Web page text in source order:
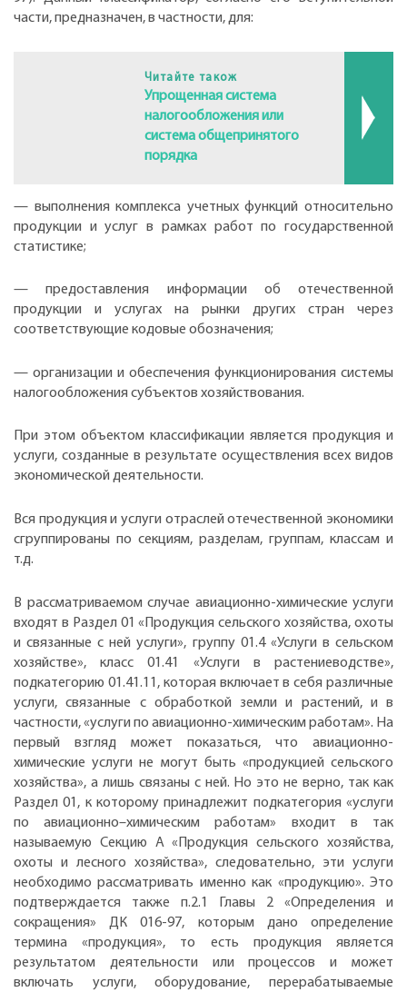
части, предназначен, в частности, для:
Читайте також
Упрощенная система
налогообложения или
система общепринятого
порядка
— выполнения комплекса учетных функций относительно
продукции и услуг в рамках работ по государственной
статистике;
— предоставления информации об отечественной
продукции и услугах на рынки других стран через
соответствующие кодовые обозначения;
— организации и обеспечения функционирования системы
налогообложения субъектов хозяйствования.
При этом объектом классификации является продукция и
услуги, созданные в результате осуществления всех видов
экономической деятельности.
Вся продукция и услуги отраслей отечественной экономики
сгруппированы по секциям, разделам, группам, классам и
т.д.
В рассматриваемом случае авиационно-химические услуги
входят в Раздел 01 «Продукция сельского хозяйства, охоты
и связанные с ней услуги», группу 01.4 «Услуги в сельском
хозяйстве», класс 01.41 «Услуги в растениеводстве»,
подкатегорию 01.41.11, которая включает в себя различные
услуги, связанные с обработкой земли и растений, и в
частности, «услуги по авиационно-химическим работам». На
первый взгляд может показаться, что авиационно-
химические услуги не могут быть «продукцией сельского
хозяйства», а лишь связаны с ней. Но это не верно, так как
Раздел 01, к которому принадлежит подкатегория «услуги
по авиационно–химическим работам» входит в так
называемую Секцию А «Продукция сельского хозяйства,
охоты и лесного хозяйства», следовательно, эти услуги
необходимо рассматривать именно как «продукцию». Это
подтверждается также п.2.1 Главы 2 «Определения и
сокращения» ДК 016-97, которым дано определение
термина «продукция», то есть продукция является
результатом деятельности или процессов и может
включать услуги, оборудование, перерабатываемые